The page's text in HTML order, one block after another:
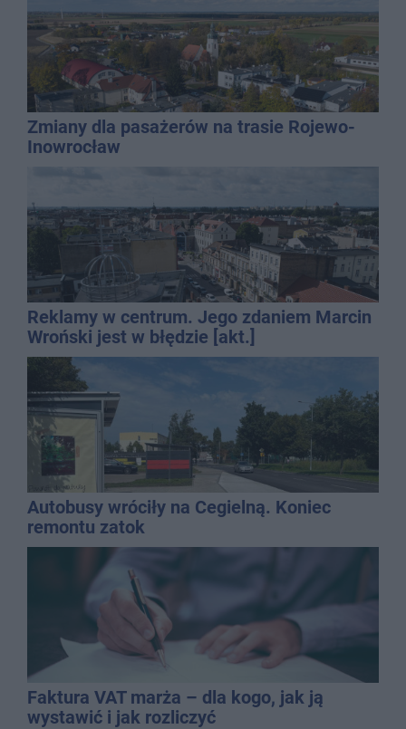
Zmiany dla pasażerów na trasie Rojewo-
Inowrocław
Reklamy w centrum. Jego zdaniem Marcin
Wroński jest w błędzie [akt.]
Autobusy wróciły na Cegielną. Koniec
remontu zatok
Faktura VAT marża – dla kogo, jak ją
wystawić i jak rozliczyć